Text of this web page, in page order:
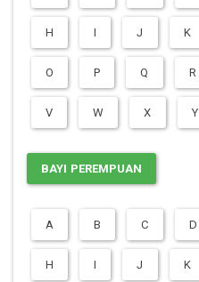
H I J K
O P Q R
V W X Y
BAYI PEREMPUAN
A B C D
H I J K